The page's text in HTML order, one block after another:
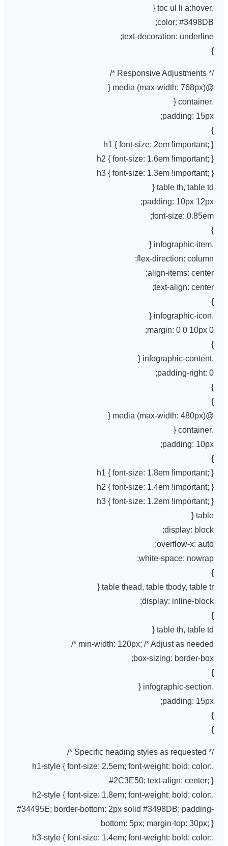
.toc ul li a:hover {
color: #3498DB;
text-decoration: underline;
}
/* Responsive Adjustments */
@media (max-width: 768px) {
.container {
padding: 15px;
}
h1 { font-size: 2em !important; }
h2 { font-size: 1.6em !important; }
h3 { font-size: 1.3em !important; }
table th, table td {
padding: 10px 12px;
font-size: 0.85em;
}
.infographic-item {
flex-direction: column;
align-items: center;
text-align: center;
}
.infographic-icon {
margin: 0 0 10px 0;
}
.infographic-content {
padding-right: 0;
}
}
@media (max-width: 480px) {
.container {
padding: 10px;
}
h1 { font-size: 1.8em !important; }
h2 { font-size: 1.4em !important; }
h3 { font-size: 1.2em !important; }
table {
display: block;
overflow-x: auto;
white-space: nowrap;
}
table thead, table tbody, table tr {
display: inline-block;
}
table th, table td {
min-width: 120px; /* Adjust as needed */
box-sizing: border-box;
}
.infographic-section {
padding: 15px;
}
}
/* Specific heading styles as requested */
.h1-style { font-size: 2.5em; font-weight: bold; color:
#2C3E50; text-align: center; }
.h2-style { font-size: 1.8em; font-weight: bold; color:
#34495E; border-bottom: 2px solid #3498DB; padding-
bottom: 5px; margin-top: 30px; }
.h3-style { font-size: 1.4em; font-weight: bold; color: